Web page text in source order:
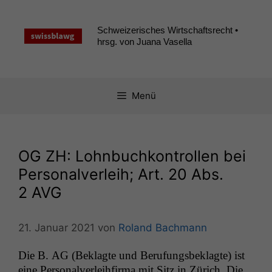
springen
Schweizerisches Wirtschaftsrecht •
hrsg. von Juana Vasella
Menü
OG ZH: Lohnbuchkontrollen bei
Personalverleih; Art. 20 Abs.
2 AVG
21. Januar 2021 von Roland Bachmann
Die B. AG (Beklagte und Beru­fungs­beklagte) ist